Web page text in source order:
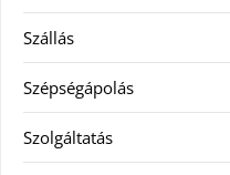
Szállás
Szépségápolás
Szolgáltatás